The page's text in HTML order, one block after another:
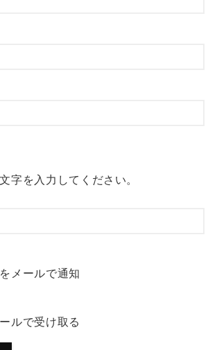
字を入力してください。
メールで通知
ルで受け取る